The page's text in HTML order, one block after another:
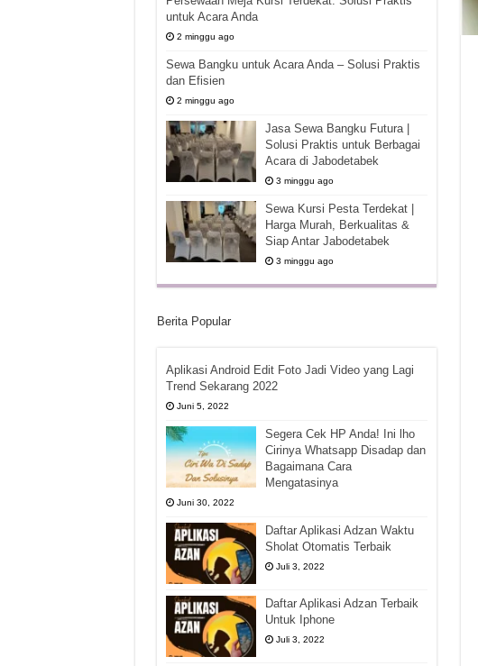
untuk Acara Anda
2 minggu ago
Sewa Bangku untuk Acara Anda – Solusi Praktis
dan Efisien
2 minggu ago
Jasa Sewa Bangku Futura |
Solusi Praktis untuk Berbagai
Acara di Jabodetabek
3 minggu ago
Sewa Kursi Pesta Terdekat |
Harga Murah, Berkualitas &
Siap Antar Jabodetabek
3 minggu ago
Berita Popular
Aplikasi Android Edit Foto Jadi Video yang Lagi
Trend Sekarang 2022
Juni 5, 2022
Segera Cek HP Anda! Ini lho
Cirinya Whatsapp Disadap dan
Bagaimana Cara
Mengatasinya
Juni 30, 2022
Daftar Aplikasi Adzan Waktu
Sholat Otomatis Terbaik
Juli 3, 2022
Daftar Aplikasi Adzan Terbaik
Untuk Iphone
Juli 3, 2022